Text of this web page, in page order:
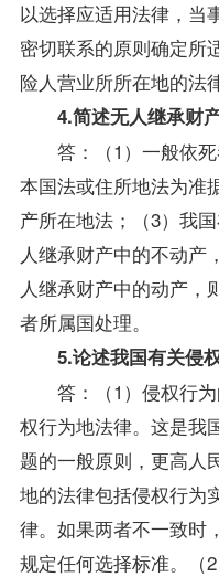
以选择应适用法律，当
密切联系的原则确定所
险人营业所所在地的法律
4.简述无人继承财
答：（1）一般依死
本国法或住所地法为准
产所在地法；（3）我
人继承财产中的不动产
人继承财产中的动产，
者所属国处理。
5.论述我国有关侵
答：（1）侵权行为
权行为地法律。这是我
题的一般原则，更高人
地的法律包括侵权行为
律。如果两者不一致时
规定任何选择标准。（